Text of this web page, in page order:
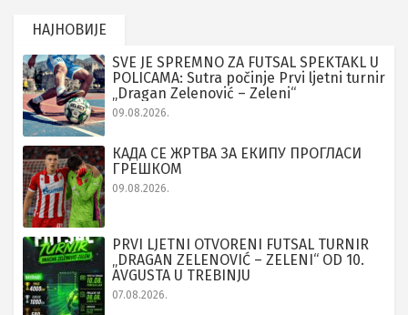
НАЈНОВИЈЕ
SVE JE SPREMNO ZA FUTSAL SPEKTAKL U
POLICAMA: Sutra počinje Prvi ljetni turnir
„Dragan Zelenović – Zeleni“
09.08.2026.
КАДА СЕ ЖРТВА ЗА ЕКИПУ ПРОГЛАСИ
ГРЕШКОМ
09.08.2026.
PRVI LJETNI OTVORENI FUTSAL TURNIR
„DRAGAN ZELENOVIĆ – ZELENI“ OD 10.
AVGUSTA U TREBINJU
07.08.2026.